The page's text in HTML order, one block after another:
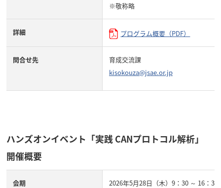
※敬称略
詳細 プログラム概要（PDF）
問合せ先
育成交流課
kisokouza@jsae.or.jp
ハンズオンイベント「実践 CANプロトコル解析」
開催概要
会期 2026年5月28日（木）9：30 ～ 16：30